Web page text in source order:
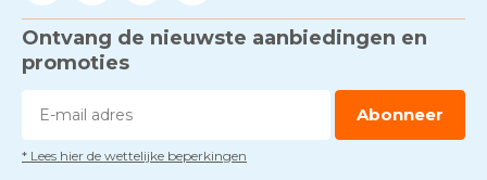
Ontvang de nieuwste aanbiedingen en
promoties
Abonneer
* Lees hier de wettelijke beperkingen